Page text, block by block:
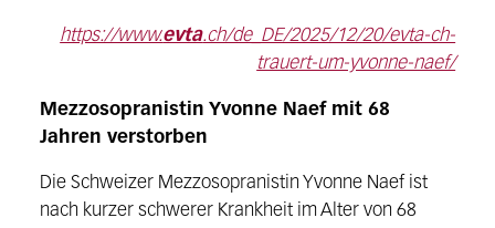
https://www.evta.ch/de_DE/2025/12/20/evta-ch-
trauert-um-yvonne-naef/
Mezzosopranistin Yvonne Naef mit 68
Jahren verstorben
Die Schweizer Mezzosopranistin Yvonne Naef ist
nach kurzer schwerer Krankheit im Alter von 68